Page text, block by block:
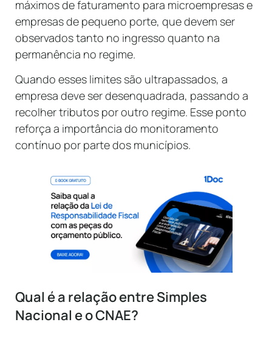
máximos de faturamento para microempresas e
empresas de pequeno porte, que devem ser
observados tanto no ingresso quanto na
permanência no regime.
Quando esses limites são ultrapassados, a
empresa deve ser desenquadrada, passando a
recolher tributos por outro regime. Esse ponto
reforça a importância do monitoramento
contínuo por parte dos municípios.
Qual é a relação entre Simples
Nacional e o CNAE?